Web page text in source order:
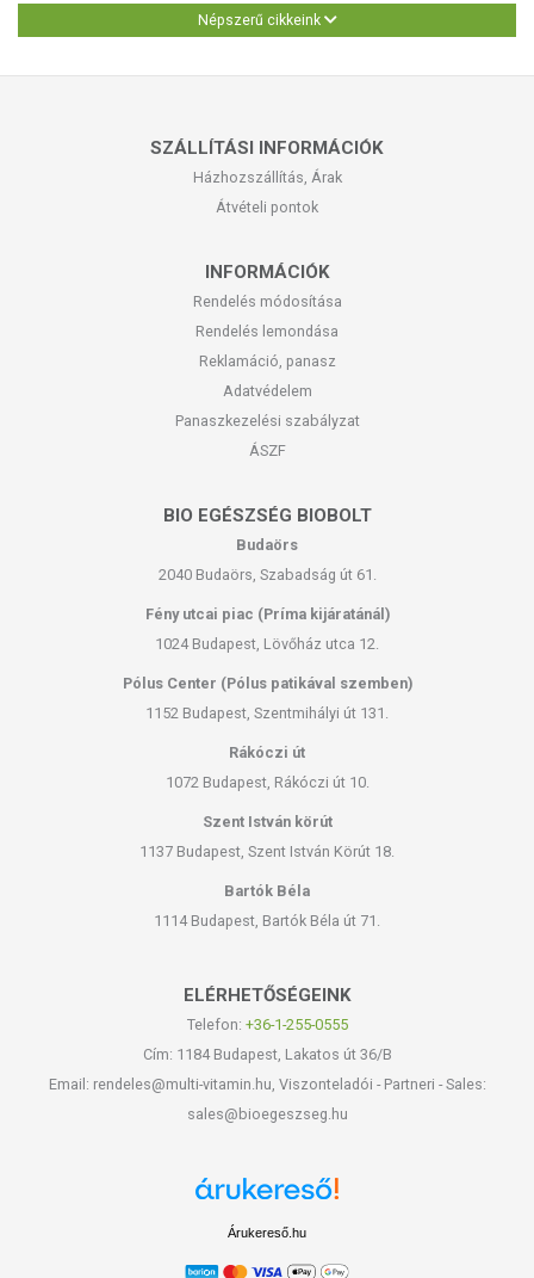
Népszerű cikkeink
SZÁLLÍTÁSI INFORMÁCIÓK
Házhozszállítás, Árak
Átvételi pontok
INFORMÁCIÓK
Rendelés módosítása
Rendelés lemondása
Reklamáció, panasz
Adatvédelem
Panaszkezelési szabályzat
ÁSZF
BIO EGÉSZSÉG BIOBOLT
Budaörs
2040 Budaörs, Szabadság út 61.
Fény utcai piac (Príma kijáratánál)
1024 Budapest, Lövőház utca 12.
Pólus Center (Pólus patikával szemben)
1152 Budapest, Szentmihályi út 131.
Rákóczi út
1072 Budapest, Rákóczi út 10.
Szent István körút
1137 Budapest, Szent István Körút 18.
Bartók Béla
1114 Budapest, Bartók Béla út 71.
ELÉRHETŐSÉGEINK
Telefon: +36-1-255-0555
Cím: 1184 Budapest, Lakatos út 36/B
Email: rendeles@multi-vitamin.hu, Viszonteladói - Partneri - Sales:
sales@bioegeszseg.hu
Árukereső.hu